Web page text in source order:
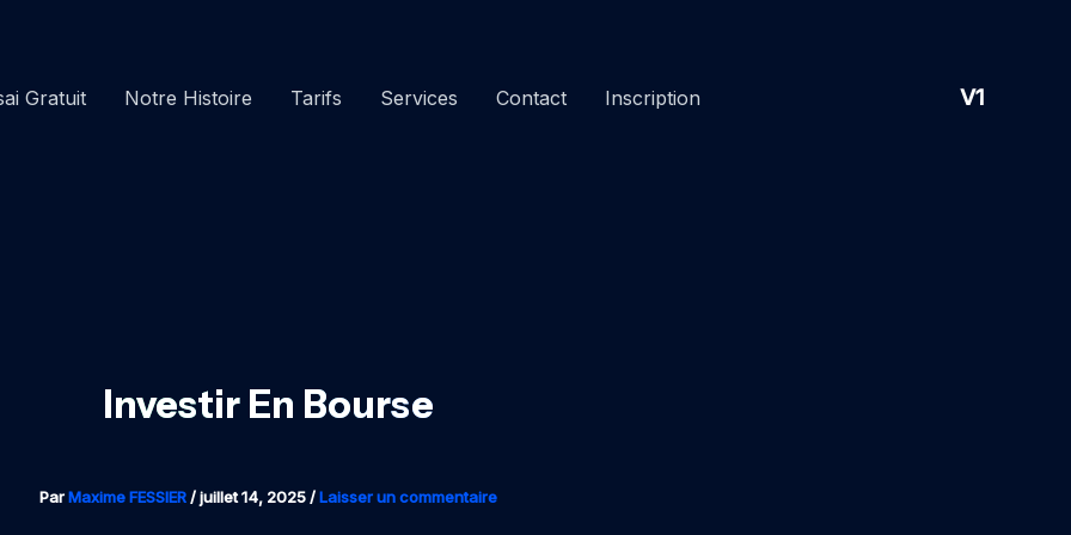
Gratuit Notre Histoire Tarifs Services Contact Inscription V1
Investir En Bourse
ParMaxime FESSIER/juillet 14, 2025/Laisser un commentaire